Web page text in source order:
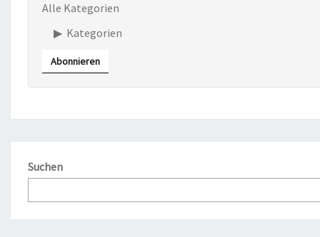
Alle Kategorien
Kategorien
Abonnieren
Suchen